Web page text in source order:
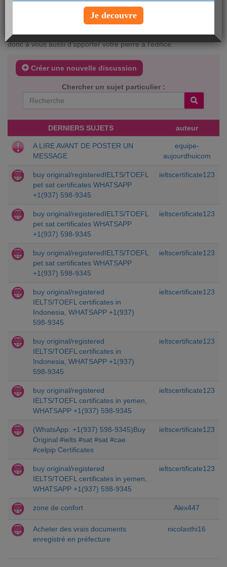
impossible d’accès. Ensuite, prenez le temps de bien nous
expliquer vos remarques et n’hésitez à nous donner des
exemples concrets (adresse de la page, texte…). C’est à votre
tour de jouer ! Et n’oubliez pas, aujourdhui.com est votre site
donc à vous aussi d’apporter votre pierre à l’édifice.
Créer une nouvelle discussion
Chercher un sujet particulier :
DERNIERS SUJETS auteur
A LIRE AVANT DE POSTER UN
MESSAGE
equipe-
aujourdhuicom
buy original/registeredIELTS/TOEFL
pet sat certificates WHATSAPP
+1(937) 598-9345
ieltscertificate123
buy original/registeredIELTS/TOEFL
pet sat certificates WHATSAPP
+1(937) 598-9345
ieltscertificate123
buy original/registeredIELTS/TOEFL
pet sat certificates WHATSAPP
+1(937) 598-9345
ieltscertificate123
buy original/registered
IELTS/TOEFL certificates in
Indonesia, WHATSAPP +1(937)
598-9345
ieltscertificate123
buy original/registered
IELTS/TOEFL certificates in
Indonesia, WHATSAPP +1(937)
598-9345
ieltscertificate123
buy original/registered
IELTS/TOEFL certificates in yemen,
WHATSAPP +1(937) 598-9345
ieltscertificate123
(WhatsApp: +1(937) 598-9345)Buy
Original #ielts #sat #sat #cae
#celpip Certificates
ieltscertificate123
buy original/registered
IELTS/TOEFL certificates in yemen,
WHATSAPP +1(937) 598-9345
ieltscertificate123
zone de confort Alex447
Acheter des vrais documents
enregistré en préfecture
nicolasthi16
Je decouvre